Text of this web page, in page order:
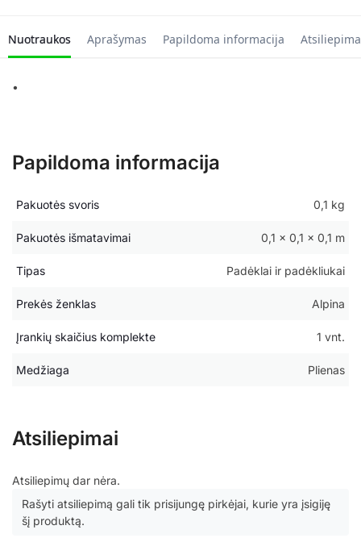
Nuotraukos Aprašymas Papildoma informacija
•
Papildoma informacija
Pakuotės svoris 0,1 kg
Pakuotės išmatavimai 0,1 × 0,1 × 0,1 m
Tipas Padėklai ir padėkliukai
Prekės ženklas Alpina
Įrankių skaičius komplekte 1 vnt.
Medžiaga Plienas
Atsiliepimai
Atsiliepimų dar nėra.
Rašyti atsiliepimą gali tik prisijungę pirkėjai, kurie yra įsigiję
šį produktą.